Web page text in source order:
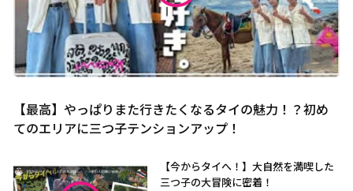
【最高】やっぱりまた行きたくなるタイの魅力！？初め
てのエリアに三つ子テンションアップ！
【今からタイへ！】大自然を満喫した
三つ子の大冒険に密着！